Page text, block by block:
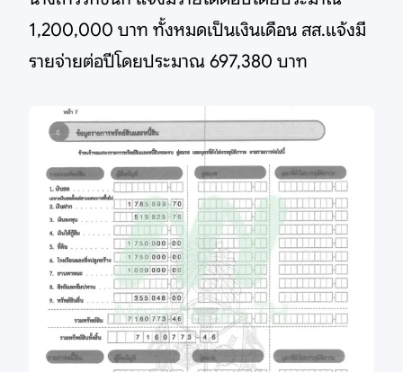
1,200,000 บาท ทั้งหมดเป็นเงินเดือน สส.แจ้งมี
รายจ่ายต่อปีโดยประมาณ 697,380 บาท